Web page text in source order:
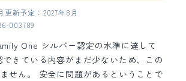
更新予定：2027年8月
003789
One シルバー認定の水準に達して
できている内容がまだ少ないため、この
せん。 安全に問題があるということで